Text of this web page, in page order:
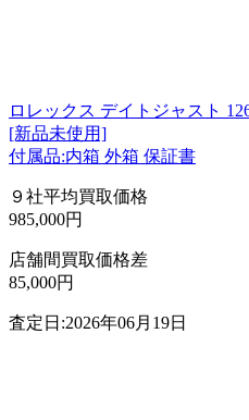
ロレックス デイトジャスト
[新品未使用]
付属品:内箱 外箱 保証書
９社平均買取価格
985,000円
店舗間買取価格差
85,000円
査定日:2026年06月19日